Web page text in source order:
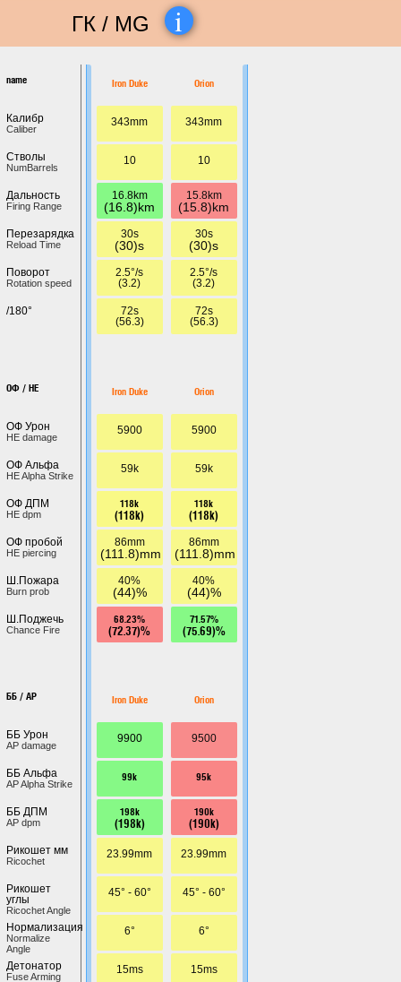
ГК / MG i
name
Калибр
Caliber
Стволы
NumBarrels
Дальность
Firing Range
Перезарядка
Reload Time
Поворот
Rotation speed
/180°
ОФ / HE
ОФ Урон
HE damage
ОФ Альфа
HE Alpha Strike
ОФ ДПМ
HE dpm
ОФ пробой
HE piercing
Ш.Пожара
Burn prob
Ш.Поджечь
Chance Fire
ББ / AP
ББ Урон
AP damage
ББ Альфа
AP Alpha Strike
ББ ДПМ
AP dpm
Рикошет мм
Ricochet
Рикошет
углы
Ricochet Angle
Нормализация
Normalize
Angle
Детонатор
Fuse Arming
Iron Duke
343mm
10
16.8km
(16.8)km
30s
(30)s
2.5°/s
(3.2)
72s
(56.3)
Iron Duke
5900
59k
118k
(118k)
86mm
(111.8)mm
40%
(44)%
68.23%
(72.37)%
Iron Duke
9900
99k
198k
(198k)
23.99mm
45° - 60°
6°
15ms
Orion
343mm
10
15.8km
(15.8)km
30s
(30)s
2.5°/s
(3.2)
72s
(56.3)
Orion
5900
59k
118k
(118k)
86mm
(111.8)mm
40%
(44)%
71.57%
(75.69)%
Orion
9500
95k
190k
(190k)
23.99mm
45° - 60°
6°
15ms